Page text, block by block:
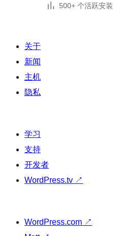
500+ 个活跃安装
关于
新闻
主机
隐私
学习
支持
开发者
WordPress.tv ↗
WordPress.com ↗